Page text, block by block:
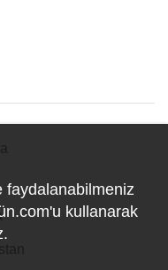
faydalanabilmeniz
kullanarak